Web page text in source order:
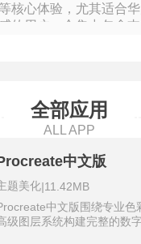
核心体验，尤其适合
的用户，合集中包含
全部应用
ALL APP
中文版
题美化|11.42MB
中文版围绕专业色
级图层系统构建完整的数